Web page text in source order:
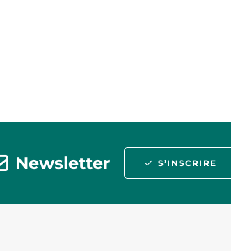
Newsletter S’INSCRIRE